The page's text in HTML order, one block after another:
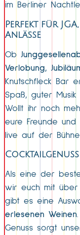
im Berliner
Perfekt für
Anlässe
Ob
Verlobung,
Knutschfleck Bar
Spaß, guter
Wollt ihr noch
eure Freunde
live auf der
Als eine der
wir euch mit über
gibt es eine
erlesenen Weinen
Genuss sorgt